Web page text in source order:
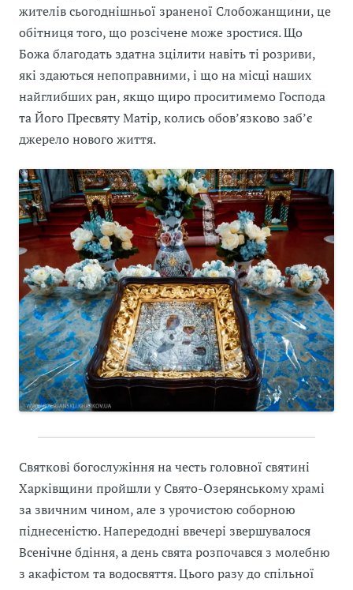
жителів сьогоднішньої зраненої Слобожанщини, це
обітниця того, що розсічене може зростися. Що
Божа благодать здатна зцілити навіть ті розриви,
які здаються непоправними, і що на місці наших
найглибших ран, якщо щиро проситимемо Господа
та Його Пресвяту Матір, колись обов’язково заб’є
джерело нового життя.
Святкові богослужіння на честь головної святині
Харківщини пройшли у Свято-Озерянському храмі
за звичним чином, але з урочистою соборною
піднесеністю. Напередодні ввечері звершувалося
Всенічне бдіння, а день свята розпочався з молебню
з акафістом та водосвяття. Цього разу до спільної